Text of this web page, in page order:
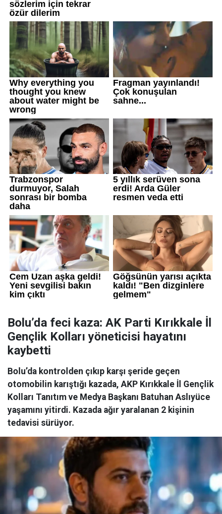
Bolu’da feci kaza: AK Parti Kırıkkale İl
Gençlik Kolları yöneticisi hayatını
kaybetti
Bolu’da kontrolden çıkıp karşı şeride geçen
otomobilin karıştığı kazada, AKP Kırıkkale İl Gençlik
Kolları Tanıtım ve Medya Başkanı Batuhan Aslıyüce
yaşamını yitirdi. Kazada ağır yaralanan 2 kişinin
tedavisi sürüyor.